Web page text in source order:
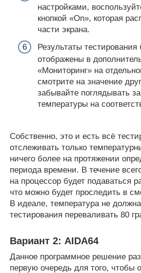
настройками,
кнопкой «On», которая
части экрана.
Результаты тестирования
отображены в
«Мониторинг» на
смотрите на значение
забывайте поглядывать
температуры на
Собственно, это и есть всё
отслеживать только
ничего более на протяжении
периода времени. В течение
на процессор будет подаваться
что можно будет проследить в
В идеале, температура не
тестирования переваливать 80
Вариант 2: AIDA64
Данное программное решение
первую очередь для того, чтобы